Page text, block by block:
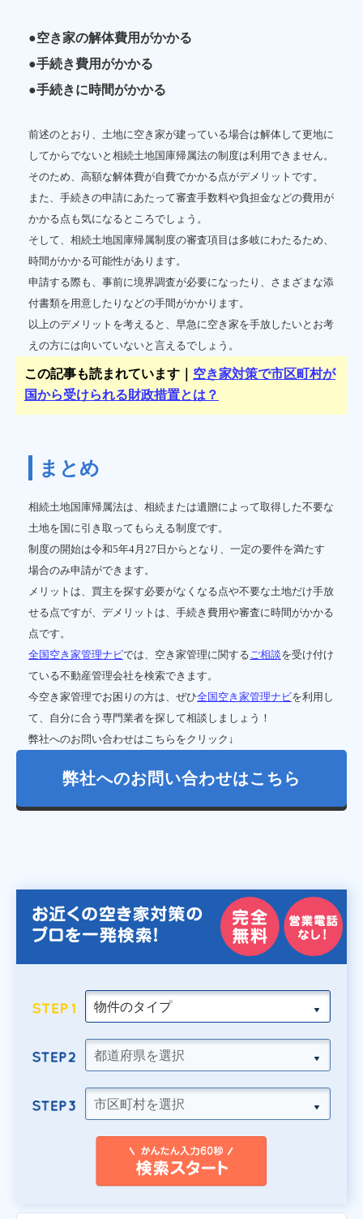
●空き家の解体費用がかかる
●手続き費用がかかる
●手続きに時間がかかる
前述のとおり、土地に空き家が建っている場合は解体して更地に
してからでないと相続土地国庫帰属法の制度は利用できません。
そのため、高額な解体費が自費でかかる点がデメリットです。
また、手続きの申請にあたって審査手数料や負担金などの費用が
かかる点も気になるところでしょう。
そして、相続土地国庫帰属制度の審査項目は多岐にわたるため、
時間がかかる可能性があります。
申請する際も、事前に境界調査が必要になったり、さまざまな添
付書類を用意したりなどの手間がかかります。
以上のデメリットを考えると、早急に空き家を手放したいとお考
えの方には向いていないと言えるでしょう。
この記事も読まれています｜ 空き家対策で市区町村が
国から受けられる財政措置とは？
まとめ
相続土地国庫帰属法は、相続または遺贈によって取得した不要な
土地を国に引き取ってもらえる制度です。
制度の開始は令和5年4月27日からとなり、一定の要件を満たす
場合のみ申請ができます。
メリットは、買主を探す必要がなくなる点や不要な土地だけ手放
せる点ですが、デメリットは、手続き費用や審査に時間がかかる
点です。
全国空き家管理ナビでは、空き家管理に関する ご相談を受け付け
ている不動産管理会社を検索できます。
今空き家管理でお困りの方は、ぜひ全国空き家管理ナビを利用し
て、自分に合う専門業者を探して相談しましょう！
弊社へのお問い合わせはこちらをクリック↓
弊社へのお問い合わせはこちら